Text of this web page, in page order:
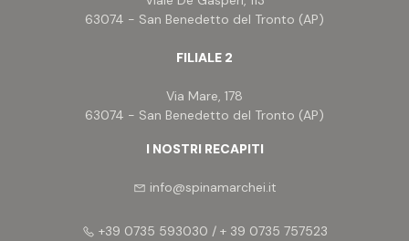
63074 - San Benedetto del Tronto (AP)
FILIALE 2
Via Mare, 178
63074 - San Benedetto del Tronto (AP)
I NOSTRI RECAPITI
info@spinamarchei.it
+39 0735 593030 / + 39 0735 757523